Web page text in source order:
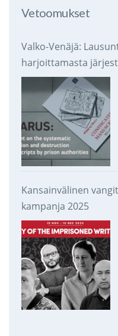
Vetoomukset
Valko-Venäjä:
harjoittamasta
takavarikoinnista ja
Kansainvälinen
kampanja 2025